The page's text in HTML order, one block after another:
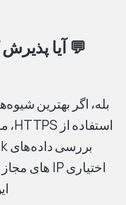
💬
بله، اگر بهترین